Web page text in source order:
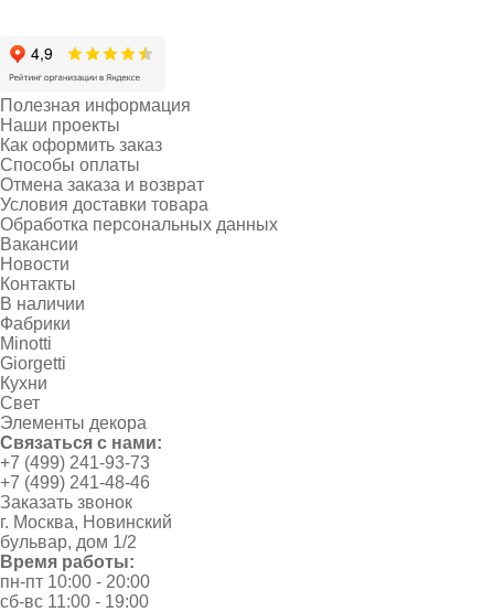
Полезная информация
Наши проекты
Как оформить заказ
Способы оплаты
Отмена заказа и возврат
Условия доставки товара
Обработка персональных данных
Вакансии
Новости
Контакты
В наличии
Фабрики
Minotti
Giorgetti
Кухни
Свет
Элементы декора
Связаться с нами:
+7 (499) 241-93-73
+7 (499) 241-48-46
Заказать звонок
г. Москва, Новинский
бульвар, дом 1/2
Время работы:
пн-пт 10:00 - 20:00
сб-вс 11:00 - 19:00